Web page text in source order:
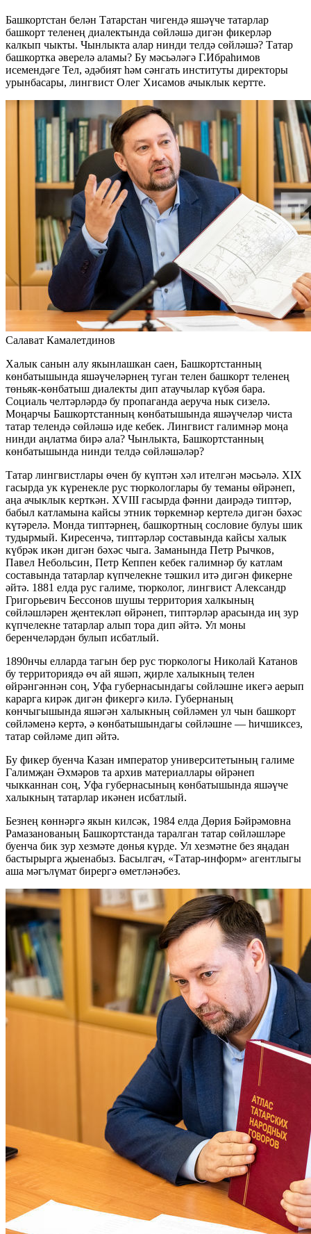
Башкортстан белән Татарстан чигендә яшәүче татарлар
башкорт теленең диалектында сөйләшә дигән фикерләр
калкып чыкты. Чынлыкта алар нинди телдә сөйләшә? Татар
башкортка әверелә аламы? Бу мәсьәләгә Г.Ибраһимов
исемендәге Тел, әдәбият һәм сәнгать институты директоры
урынбасары, лингвист Олег Хисамов ачыклык кертте.
Салават Камалетдинов
Халык санын алу якынлашкан саен, Башкортстанның
көнбатышында яшәүчеләрнең туган телен башкорт теленең
төньяк-көнбатыш диалекты дип атаучылар күбәя бара.
Социаль челтәрләрдә бу пропаганда аеруча нык сизелә.
Моңарчы Башкортстанның көнбатышында яшәүчеләр чиста
татар телендә сөйләшә иде кебек. Лингвист галимнәр моңа
нинди аңлатма бирә ала? Чынлыкта, Башкортстанның
көнбатышында нинди телдә сөйләшәләр?
Татар лингвистлары өчен бу күптән хәл ителгән мәсьәлә. XIX
гасырда ук күренекле рус тюркологлары бу теманы өйрәнеп,
аңа ачыклык керткән. XVIII гасырда фәнни даирәдә типтәр,
бабыл катламына кайсы этник төркемнәр кертелә дигән бәхәс
күтәрелә. Монда типтәрнең, башкортның сословие булуы шик
тудырмый. Киресенчә, типтәрләр составында кайсы халык
күбрәк икән дигән бәхәс чыга. Заманында Петр Рычков,
Павел Небольсин, Петр Кеппен кебек галимнәр бу катлам
составында татарлар күпчелекне тәшкил итә дигән фикерне
әйтә. 1881 елда рус галиме, тюрколог, лингвист Александр
Григорьевич Бессонов шушы территория халкының
сөйләшләрен җентекләп өйрәнеп, типтәрләр арасында иң зур
күпчелекне татарлар алып тора дип әйтә. Ул моны
беренчеләрдән булып исбатлый.
1890нчы елларда тагын бер рус тюркологы Николай Катанов
бу территориядә өч ай яшәп, җирле халыкның телен
өйрәнгәннән соң, Уфа губернасындагы сөйләшне икегә аерып
карарга кирәк дигән фикергә килә. Губернаның
көнчыгышында яшәгән халыкның сөйләмен ул чын башкорт
сөйләменә кертә, ә көнбатышындагы сөйләшне — һичшиксез,
татар сөйләме дип әйтә.
Бу фикер буенча Казан император университетының галиме
Галимҗан Әхмәров та архив материаллары өйрәнеп
чыкканнан соң, Уфа губернасының көнбатышында яшәүче
халыкның татарлар икәнен исбатлый.
Безнең көннәргә якын килсәк, 1984 елда Дөрия Бәйрәмовна
Рамазанованың Башкортстанда таралган татар сөйләшләре
буенча бик зур хезмәте дөнья күрде. Ул хезмәтне без яңадан
бастырырга җыенабыз. Басылгач, «Татар-информ» агентлыгы
аша мәгълүмат бирергә өметләнәбез.